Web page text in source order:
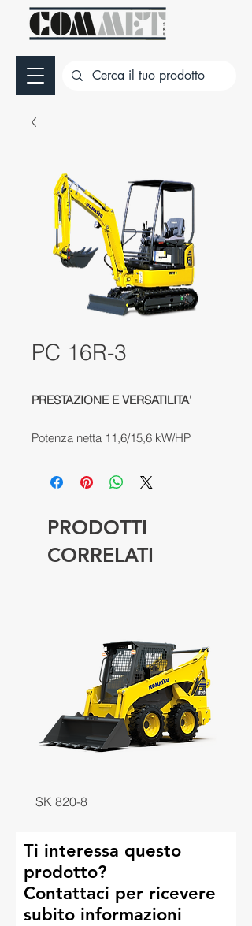
PC 16R-3
PRESTAZIONE E VERSATILITA'
Potenza netta 11,6/15,6 kW/HP
Profondità max. di scavo 2,41 m
PRODOTTI
CORRELATI
SK 820-8 SK
Ti interessa questo
prodotto?
Contattaci per ricevere
subito informazioni